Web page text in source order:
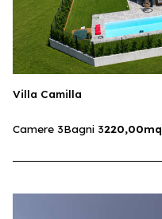
Villa Camilla
Camere 3Bagni 3220,00mq